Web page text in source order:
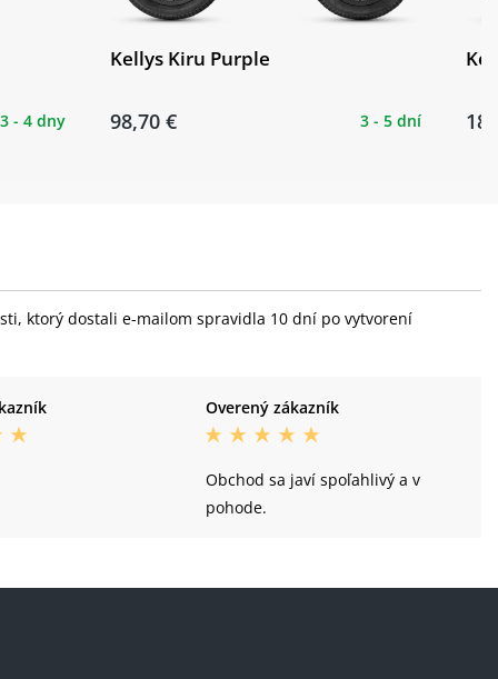
3 - 4 dny
Kellys Kiru Purple
98,70 € 3 - 5 dní
ktorý dostali e-mailom spravidla 10 dní po vytvorení
Overený zákazník
Obchod sa javí spoľahlivý a v
pohode.